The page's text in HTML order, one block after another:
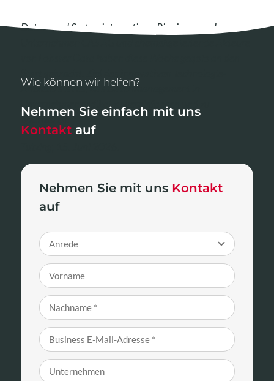
Daten- und Systemintegrations-Pioniere aus den
Anbieters ist es, das Datenmanagement in
Unternehmen radikal zu vereinfachen und zu
optimieren.
Wie können wir helfen?
Nehmen Sie einfach mit uns
Kontaktauf
Nehmen Sie mit uns Kontakt
auf